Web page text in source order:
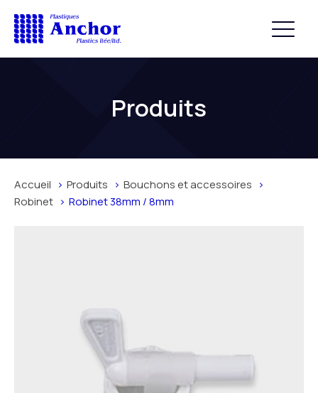
Produits
Accueil Produits
Bouchons et accessoires
Robinet
Robinet 38mm / 8mm